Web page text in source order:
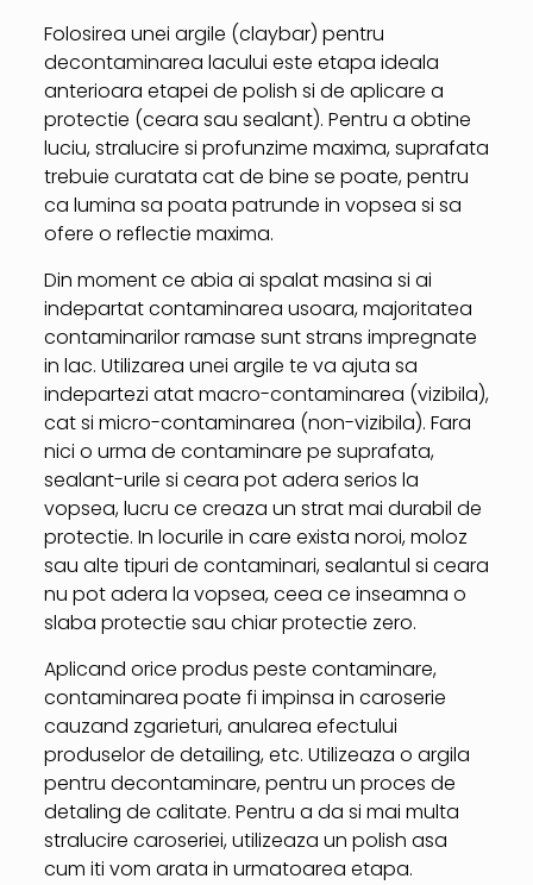
Folosirea unei argile (claybar) pentru
decontaminarea lacului este etapa ideala
anterioara etapei de polish si de aplicare a
protectie (ceara sau sealant). Pentru a obtine
luciu, stralucire si profunzime maxima, suprafata
trebuie curatata cat de bine se poate, pentru
ca lumina sa poata patrunde in vopsea si sa
ofere o reflectie maxima.
Din moment ce abia ai spalat masina si ai
indepartat contaminarea usoara, majoritatea
contaminarilor ramase sunt strans impregnate
in lac. Utilizarea unei argile te va ajuta sa
indepartezi atat macro-contaminarea (vizibila),
cat si micro-contaminarea (non-vizibila). Fara
nici o urma de contaminare pe suprafata,
sealant-urile si ceara pot adera serios la
vopsea, lucru ce creaza un strat mai durabil de
protectie. In locurile in care exista noroi, moloz
sau alte tipuri de contaminari, sealantul si ceara
nu pot adera la vopsea, ceea ce inseamna o
slaba protectie sau chiar protectie zero.
Aplicand orice produs peste contaminare,
contaminarea poate fi impinsa in caroserie
cauzand zgarieturi, anularea efectului
produselor de detailing, etc. Utilizeaza o argila
pentru decontaminare, pentru un proces de
detaling de calitate. Pentru a da si mai multa
stralucire caroseriei, utilizeaza un polish asa
cum iti vom arata in urmatoarea etapa.